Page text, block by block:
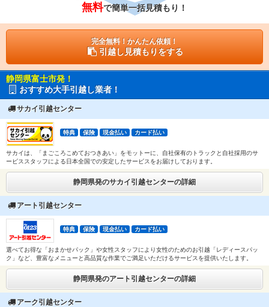
無料で簡単一括見積もり！
完全無料！かんたん依頼！
引越し見積もりをする
静岡県富士市発！
おすすめ大手引越し業者！
サカイ引越センター
特典 保険 現金払い カード払い
サカイは、「まごころこめておつきあい」をモットーに、自社保有のトラックと自社採用のサ
ービススタッフによる日本全国での安定したサービスをお届けしております。
静岡県発のサカイ引越センターの詳細
アート引越センター
特典 保険 現金払い カード払い
選べてお得な「おまかせパック」や女性スタッフにより女性のためのお引越「レディースパッ
ク」など、豊富なメニューと高品質な作業でご満足いただけるサービスを提供いたします。
静岡県発のアート引越センターの詳細
アーク引越センター